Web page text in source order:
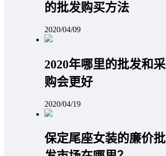
的批发购买方法
2020/04/09
2020年哪里的批发和采
购会更好
2020/04/19
保定尾座女装的廉价批